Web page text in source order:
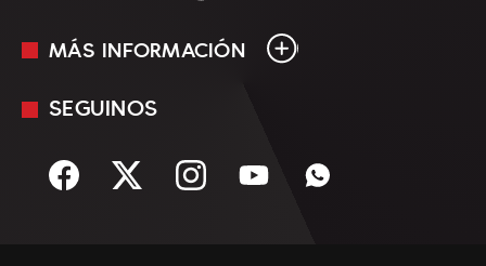
En Vivo
Sociedad
MÁS INFORMACIÓN
Mediakit
Términos y condiciones
SEGUINOS